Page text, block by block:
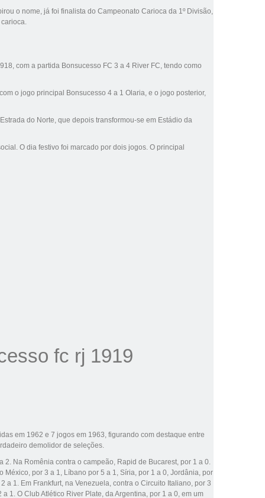
o nome, já foi finalista do Campeonato Carioca da 1º Divisão
, com a partida Bonsucesso FC 3 a 4 River FC, tendo como
, com o jogo principal Bonsucesso 4 a 1 Olaria , e o jogo posterior,
do Norte, que depois transformou-se em Estádio da
O dia festivo foi marcado por dois jogos. O principal
em 1962 e 7 jogos em 1963 , figurando com destaque entre
demolidor de seleções.
2. Na Romênia contra o campeão, Rapid de Bucarest, por 1 a 0.
México , por 3 a 1, Líbano por 5 a 1, Síria , por 1 a 0, Jordânia , por
2 a 1. Em Frankfurt , na Venezuela , contra o Circuito Italiano, por 3
a 1. O Club Atlético River Plate , da Argentina , por 1 a 0, em um